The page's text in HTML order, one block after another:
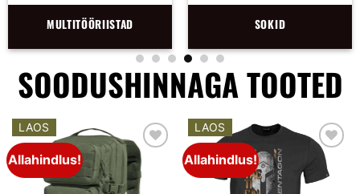
NOAD TAKTIKALINE
SOODUSHINNAGA TOOTED
Allahindlus!
LAOS
Add to
wishlist
Allahindlus!
LAOS
Add to
wishlist